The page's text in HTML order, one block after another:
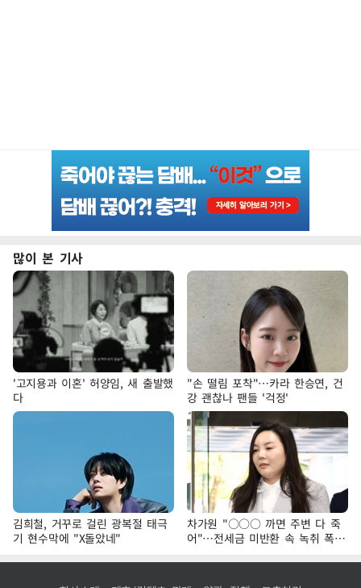
많이 본 기사
'고지용과 이혼' 허양임, 새 출발했
다
"손 떨림 포착"…카라 한승연, 건
강 괜찮나 팬들 '걱정'
김희철, 거꾸로 걸린 광복절 태극
기 현수막에 "X돌았네"
차가원 "○○○ 까면 주변 다 죽
어"…전세금 미반환 속 녹취 폭로
파장